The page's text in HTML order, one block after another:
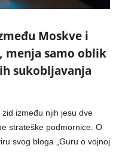
Moskve i
menja samo oblik
sukobljavanja
između njih jesu dve
strateške podmornice. O
svog bloga „Guru o vojnoj